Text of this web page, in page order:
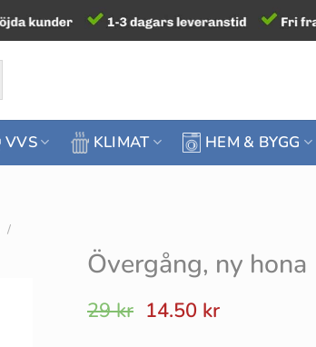
VVS KLIMAT HEM & BYGG
/
Övergång, ny hona
29kr Det
14.50 krDet